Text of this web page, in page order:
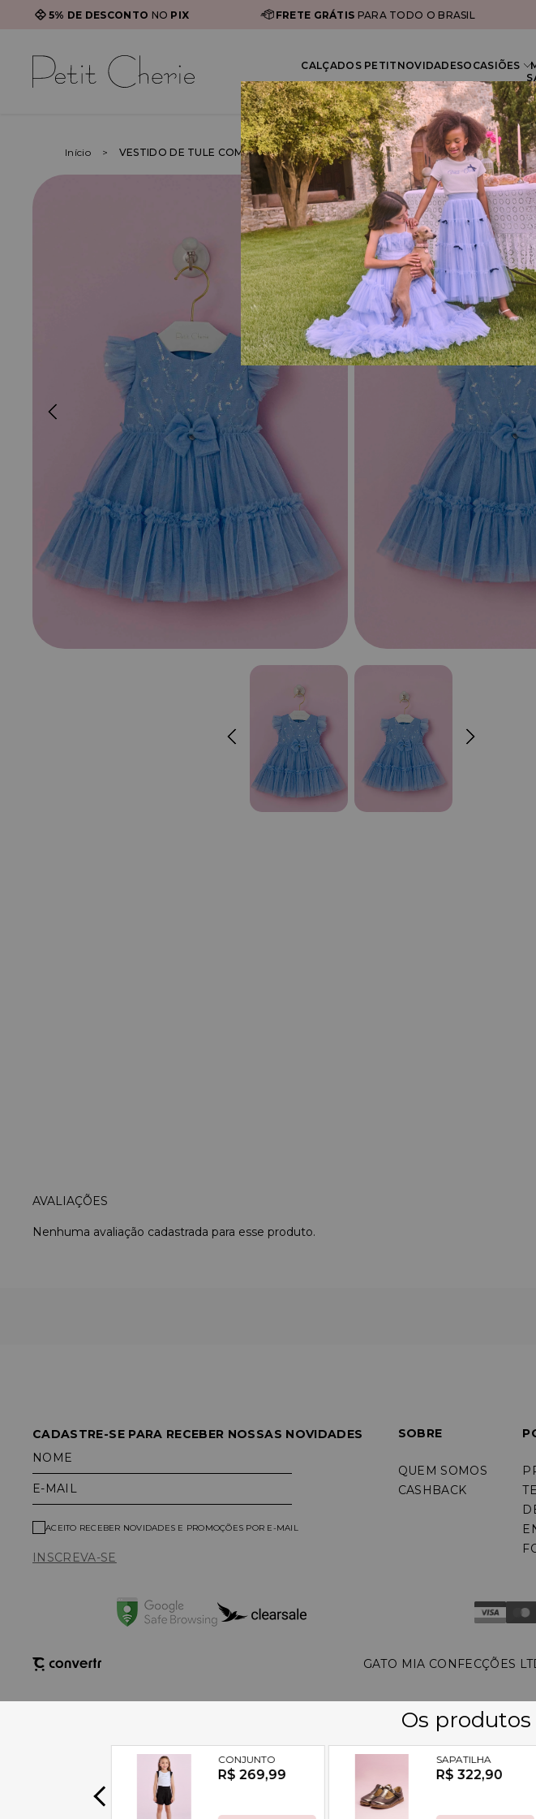
5% DE DESCONTO NO PIX FRETE GRÁTIS PARA TODO O BRASIL
CALÇADOS PETIT NOVIDADESOCASIÕES
Início VESTIDO DE TULE COM BABADOS E BORDADO PAETÊ
Nenhuma avaliação cadastrada para esse produto.
CADASTRE-SE PARA RECEBER NOSSAS NOVIDADES
NOME
E-MAIL
INSCREVA-SE
ACEITO RECEBER NOVIDADES E PROMOÇÕES POR E-MAIL
SOBRE
QUEM SOMOS
CASHBACK
GATO MIA CONFECÇÕES